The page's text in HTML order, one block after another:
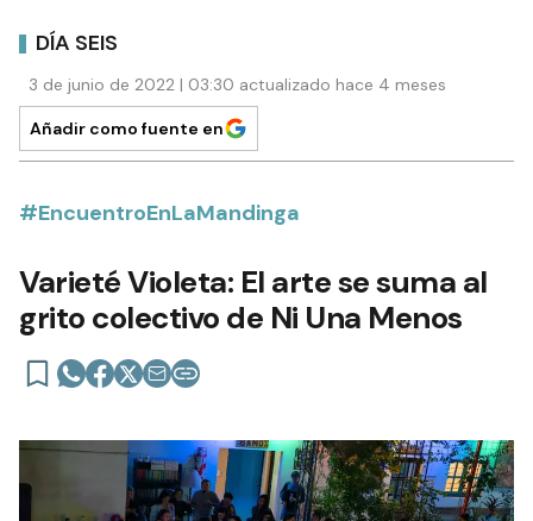
DÍA SEIS
3 de junio de 2022 | 03:30 actualizado hace 4 meses
Añadir como fuente en
#EncuentroEnLaMandinga
Varieté Violeta: El arte se suma al
grito colectivo de Ni Una Menos